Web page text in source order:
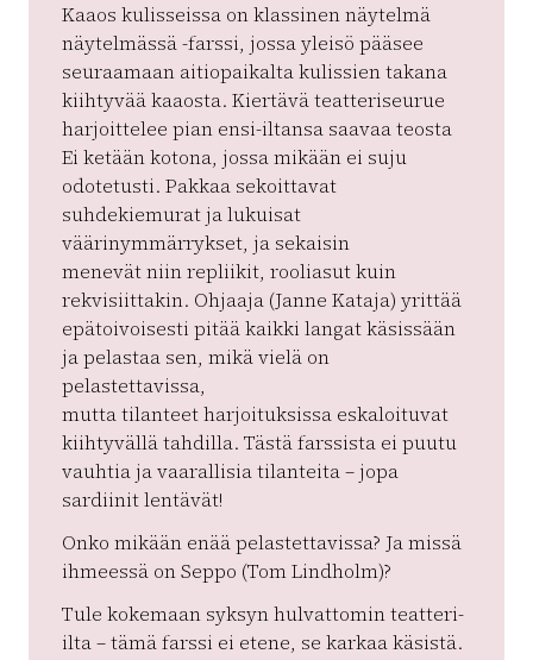
Kaaos kulisseissa on klassinen näytelmä
näytelmässä -farssi, jossa yleisö pääsee
seuraamaan aitiopaikalta kulissien takana
kiihtyvää kaaosta. Kiertävä teatteriseurue
harjoittelee pian ensi-iltansa saavaa teosta
Ei ketään kotona, jossa mikään ei suju
odotetusti. Pakkaa sekoittavat
suhdekiemurat ja lukuisat
väärinymmärrykset, ja sekaisin
menevät niin repliikit, rooliasut kuin
rekvisiittakin. Ohjaaja (Janne Kataja) yrittää
epätoivoisesti pitää kaikki langat käsissään
ja pelastaa sen, mikä vielä on
pelastettavissa,
mutta tilanteet harjoituksissa eskaloituvat
kiihtyvällä tahdilla. Tästä farssista ei puutu
vauhtia ja vaarallisia tilanteita – jopa
sardiinit lentävät!
Onko mikään enää pelastettavissa? Ja missä
ihmeessä on Seppo (Tom Lindholm)?
Tule kokemaan syksyn hulvattomin teatteri-
ilta – tämä farssi ei etene, se karkaa käsistä.